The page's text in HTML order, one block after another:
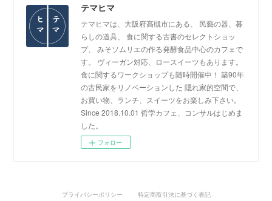
テマヒマ
テマヒマは、大阪府高槻市にある、 民藝の器、暮
らしの道具、 食に関する古書のセレクトショッ
プ、 みそソムリエの作る発酵食品中心のカフェで
す。 ヴィーガン対応、ロースイーツもあります。
食に関するワークショップも随時開催中！ 築90年
の古民家をリノベーションした 隠れ家的空間で、
お買い物、ランチ、スイーツをお楽しみ下さい。
Since 2018.10.01 哲学カフェ、コンサルはじめま
した。
フォロー
プライバシーポリシー 特定商取引法に基づく表記